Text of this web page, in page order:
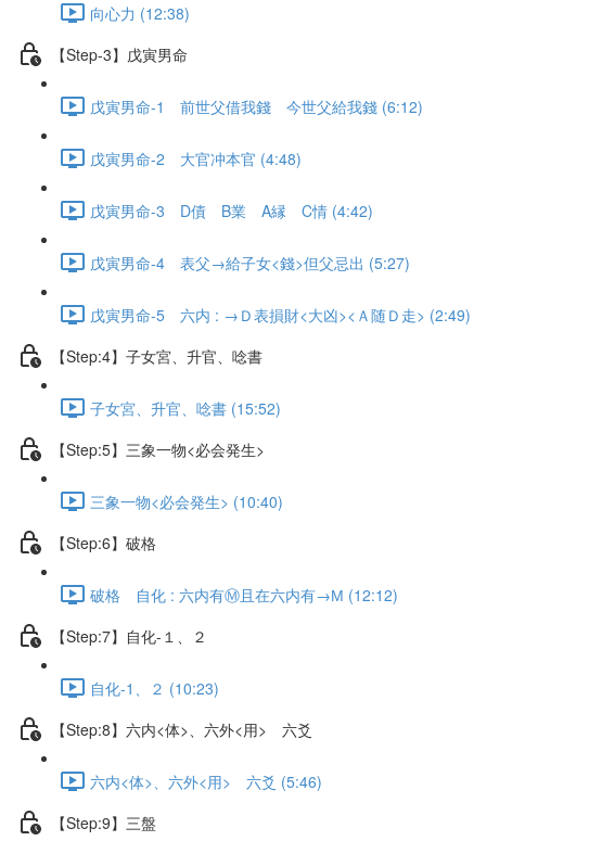
向心力 (12:38)
【Step-3】戊寅男命
戊寅男命-1 前世父借我錢 今世父給我錢 (6:12)
戊寅男命-2 大官冲本官 (4:48)
戊寅男命-3 D債 B業 A縁 C情 (4:42)
戊寅男命-4 表父→給子女<錢>但父忌出 (5:27)
戊寅男命-5 六内 : →Ｄ表損財<大凶><Ａ随Ｄ走> (2:49)
【Step:4】子女宮、升官、唸書
子女宮、升官、唸書 (15:52)
【Step:5】三象一物<必会発生>
三象一物<必会発生> (10:40)
【Step:6】破格
破格 自化 : 六内有Ⓜ且在六内有→М (12:12)
【Step:7】自化-１、２
自化-1、２ (10:23)
【Step:8】六内<体>、六外<用> 六爻
六内<体>、六外<用> 六爻 (5:46)
【Step:9】三盤